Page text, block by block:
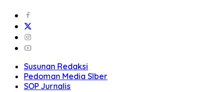
Susunan Redaksi
Pedoman Media SIber
SOP Jurnalis